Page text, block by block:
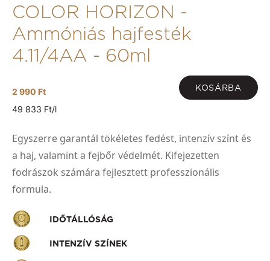
COLOR HORIZON -
Ammóniás hajfesték
4.11/4AA - 60ml
2 990 Ft KOSÁRBA
49 833 Ft/l
Egyszerre garantál tökéletes fedést, intenzív színt és
a haj, valamint a fejbőr védelmét. Kifejezetten
fodrászok számára fejlesztett professzionális
formula.
IDŐTÁLLÓSÁG
INTENZÍV SZÍNEK